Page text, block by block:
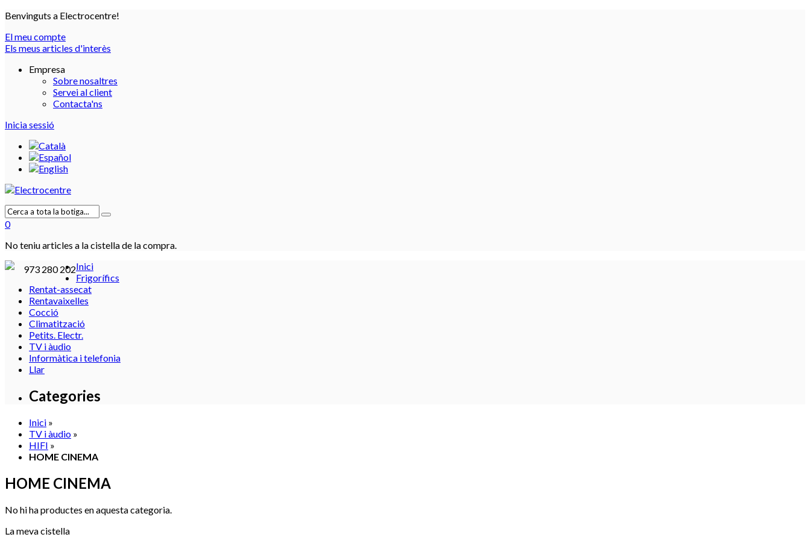
Benvinguts a Electrocentre!
El meu compte
Els meus articles d'interès
Empresa
Sobre nosaltres
Servei al client
Contacta'ns
Inicia sessió
0
No teniu articles a la cistella de la compra.
973 280 202Inici
Frigorífics
Rentat-assecat
Rentavaixelles
Cocció
Climatització
Petits. Electr.
TV i àudio
Informàtica i telefonia
Llar
Categories
Inici »
TV i àudio »
HIFI »
HOME CINEMA
HOME CINEMA
No hi ha productes en aquesta categoria.
La meva cistella